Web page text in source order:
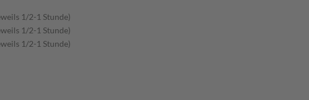
1/2-1 Stunde)
1/2-1 Stunde)
1/2-1 Stunde)